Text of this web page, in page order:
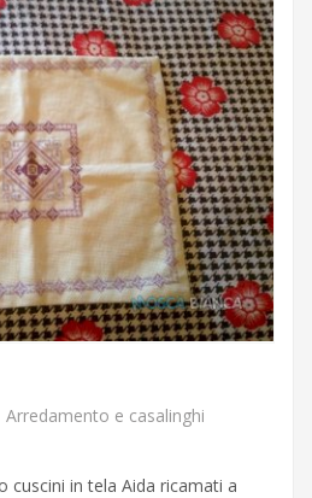
Arredamento e casalinghi
cuscini in tela Aida ricamati a